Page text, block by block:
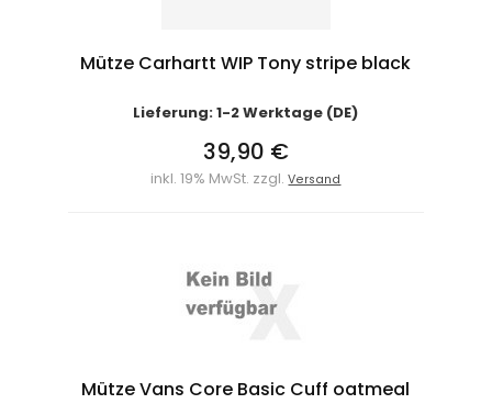
Mütze Carhartt WIP Tony stripe black
Lieferung: 1-2 Werktage (DE)
39,90 €
inkl. 19% MwSt. zzgl.Versand
Mütze Vans Core Basic Cuff oatmeal